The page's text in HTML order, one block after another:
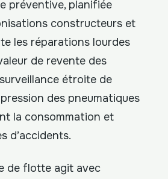
préventive, planifiée
constructeurs et
les réparations lourdes
de revente des
étroite de
pression des pneumatiques
la consommation et
d’accidents.
de flotte agit avec